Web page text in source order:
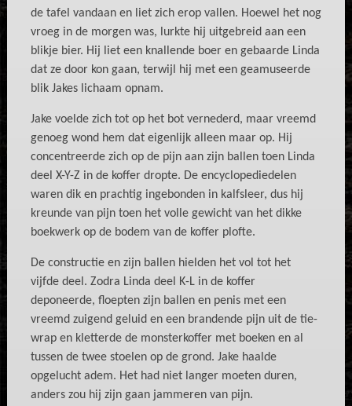
de tafel vandaan en liet zich erop vallen. Hoewel het nog
vroeg in de morgen was, lurkte hij uitgebreid aan een
blikje bier. Hij liet een knallende boer en gebaarde Linda
dat ze door kon gaan, terwijl hij met een geamuseerde
blik Jakes lichaam opnam.
Jake voelde zich tot op het bot vernederd, maar vreemd
genoeg wond hem dat eigenlijk alleen maar op. Hij
concentreerde zich op de pijn aan zijn ballen toen Linda
deel X-Y-Z in de koffer dropte. De encyclopediedelen
waren dik en prachtig ingebonden in kalfsleer, dus hij
kreunde van pijn toen het volle gewicht van het dikke
boekwerk op de bodem van de koffer plofte.
De constructie en zijn ballen hielden het vol tot het
vijfde deel. Zodra Linda deel K-L in de koffer
deponeerde, floepten zijn ballen en penis met een
vreemd zuigend geluid en een brandende pijn uit de tie-
wrap en kletterde de monsterkoffer met boeken en al
tussen de twee stoelen op de grond. Jake haalde
opgelucht adem. Het had niet langer moeten duren,
anders zou hij zijn gaan jammeren van pijn.